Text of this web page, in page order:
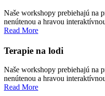
Svidník
Vlčia
svorka
hromadí
na
všetkých
valcoch
a
keď
Naše workshopy prebiehajú na
nenútenou a hravou
Read More
Terapie na lodi
Naše workshopy prebiehajú na
nenútenou a hravou
Read More